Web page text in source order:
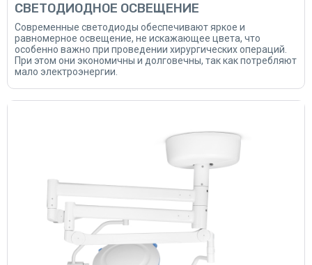
СВЕТОДИОДНОЕ ОСВЕЩЕНИЕ
Современные светодиоды обеспечивают яркое и
равномерное освещение, не искажающее цвета, что
особенно важно при проведении хирургических операций.
При этом они экономичны и долговечны, так как потребляют
мало электроэнергии.